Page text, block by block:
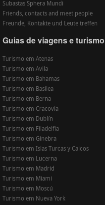
Subastas Sphera Mundi
Friends, contacts and meet people
Freunde, Kontakte und Leute treffen
Guias de viagens e turismo
Turismo em Atenas
Turismo em Avila
Turismo em Bahamas
Turismo em Basilea
Turismo em Berna
Turismo em Cracovia
Turismo em Dublín
Turismo em Filadelfia
Turismo em Ginebra
Turismo em Islas Turcas y Caicos
Turismo em Lucerna
Turismo em Madrid
Turismo em Miami
Turismo em Moscú
Turismo em Nueva York